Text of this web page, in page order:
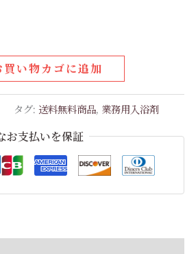
買い物カゴに追加
タグ:送料無料商品, 業務用入浴剤
お支払いを保証